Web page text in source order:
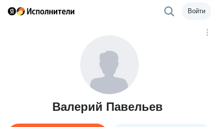
Войти
Валерий Павельев